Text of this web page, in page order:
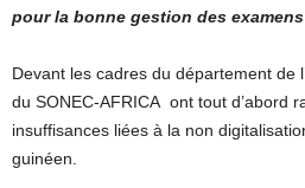
pour la bonne gestion des
Devant les cadres du département de
du SONEC-AFRICA ont tout d’abord
insuffisances liées à la non
guinéen.